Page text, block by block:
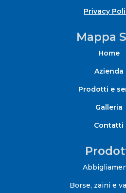
Privacy
Mappa
Home
Azienda
Prodotti e
Galleria
Contatti
Borse, zaini e